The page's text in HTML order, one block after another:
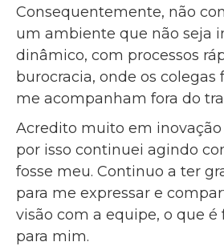
Consequentemente, não
um ambiente que não seja
dinâmico, com processos
burocracia, onde os
me acompanham fora do
Acredito muito em
por isso continuei agindo
fosse meu. Continuo a ter
para me expressar e
visão com a equipe, o que é
para mim.